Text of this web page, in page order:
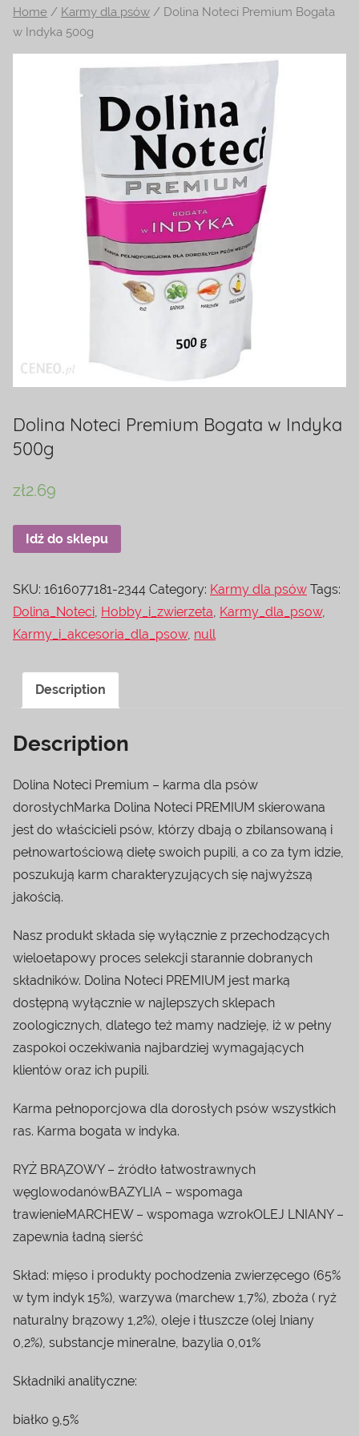
na
temat
terrarystyki
Home / Karmy dla psów / Dolina Noteci Premium Bogata
w Indyka 500g
Dolina Noteci Premium Bogata w Indyka
500g
zł2.69
Idź do sklepu
SKU: 1616077181-2344 Category: Karmy dla psów Tags:
Dolina_Noteci, Hobby_i_zwierzeta, Karmy_dla_psow,
Karmy_i_akcesoria_dla_psow, null
Description
Description
Dolina Noteci Premium – karma dla psów
dorosłychMarka Dolina Noteci PREMIUM skierowana
jest do właścicieli psów, którzy dbają o zbilansowaną i
pełnowartościową dietę swoich pupili, a co za tym idzie,
poszukują karm charakteryzujących się najwyższą
jakością.
Nasz produkt składa się wyłącznie z przechodzących
wieloetapowy proces selekcji starannie dobranych
składników. Dolina Noteci PREMIUM jest marką
dostępną wyłącznie w najlepszych sklepach
zoologicznych, dlatego też mamy nadzieję, iż w pełny
zaspokoi oczekiwania najbardziej wymagających
klientów oraz ich pupili.
Karma pełnoporcjowa dla dorosłych psów wszystkich
ras. Karma bogata w indyka.
RYŻ BRĄZOWY – źródło łatwostrawnych
węglowodanówBAZYLIA – wspomaga
trawienieMARCHEW – wspomaga wzrokOLEJ LNIANY –
zapewnia ładną sierść
Skład: mięso i produkty pochodzenia zwierzęcego (65%
w tym indyk 15%), warzywa (marchew 1,7%), zboża ( ryż
naturalny brązowy 1,2%), oleje i tłuszcze (olej lniany
0,2%), substancje mineralne, bazylia 0,01%
Składniki analityczne:
białko 9,5%